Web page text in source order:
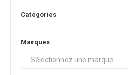
Catégories
Marques